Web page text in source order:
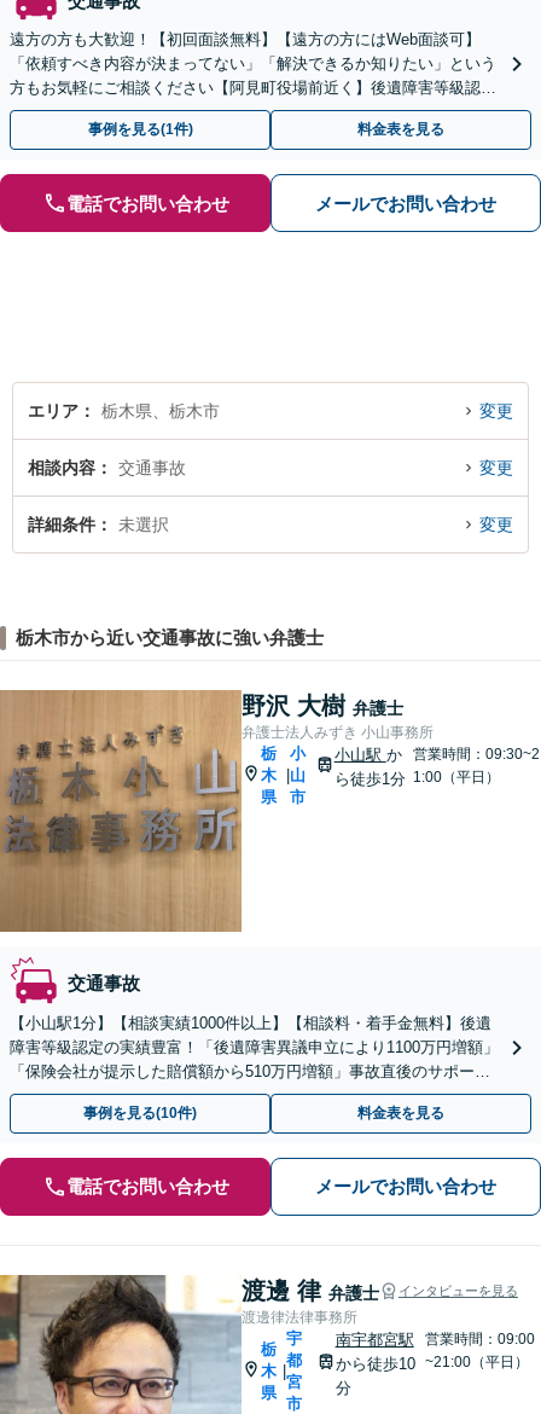
遠方の方も大歓迎！【初回面談無料】【遠方の方にはWeb面談可】
「依頼すべき内容が決まってない」「解決できるか知りたい」という
方もお気軽にご相談ください【阿見町役場前近く】後遺障害等級認
定、慰謝料請求、示談交渉など
事例を見る(1件) 料金表を見る
電話でお問い合わせ メールでお問い合わせ
エリア 栃木県、栃木市 変更
相談内容 交通事故 変更
詳細条件 未選択 変更
栃木市から近い交通事故に強い弁護士
野沢 大樹 弁護士
弁護士法人みずき 小山事務所
栃
木
県
小
山
市
小山駅 か
ら徒歩1分
営業時間：09:30~2
1:00（平日）
交通事故
【小山駅1分】【相談実績1000件以上】【相談料・着手金無料】後遺
障害等級認定の実績豊富！「後遺障害異議申立により1100万円増額」
「保険会社が提示した賠償額から510万円増額」事故直後のサポート
で早期解決へ【休日・夜間面談】【電話面談】
事例を見る(10件) 料金表を見る
電話でお問い合わせ メールでお問い合わせ
渡邊 律 弁護士 インタビューを見る
渡邊律法律事務所
栃
木
県
|
宇
都
宮
市
南宇都宮駅
から徒歩10
分
営業時間：09:00
~21:00（平日）